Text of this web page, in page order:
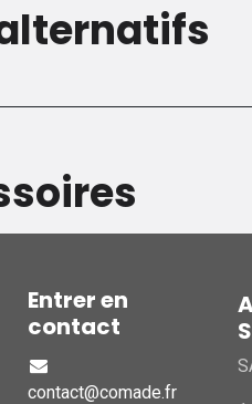
Entrer en
contact
contact@comade.fr